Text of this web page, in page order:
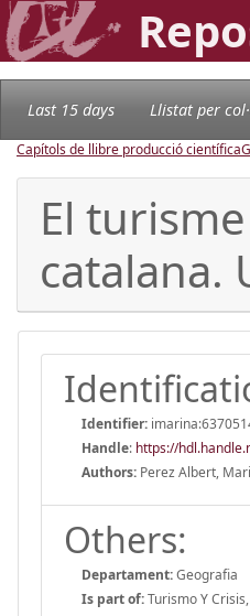
Last 15 days Llistat per
Capítols de llibre producció científica
El
catalana.
Identifier:
Handle: https://
Authors: Perez Albert,
Others:
Departament:Geografia
Is part of:Turismo Y